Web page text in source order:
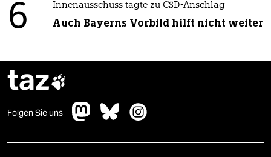
6 Innenausschuss tagte zu CSD-Anschlag
Auch Bayerns Vorbild hilft nicht weiter
taz
Folgen Sie uns